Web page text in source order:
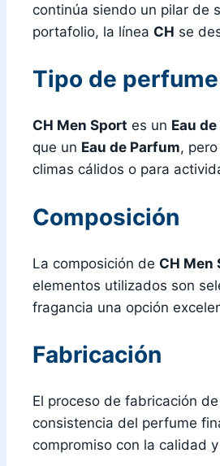
continúa siendo un pilar de
portafolio, la línea CH se
Tipo de
CH Men Sport es un Eau
que un Eau de Parfum,
climas cálidos o para
Composición
La composición de CH Men
elementos utilizados son
fragancia una opción
Fabricación
El proceso de fabricación de
consistencia del perfume
compromiso con la calidad